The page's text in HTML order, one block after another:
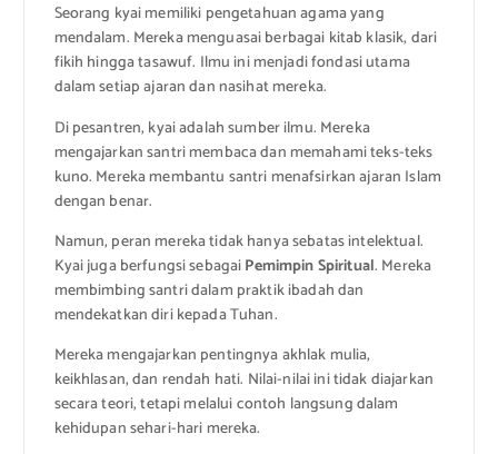
Seorang kyai memiliki pengetahuan agama yang
mendalam. Mereka menguasai berbagai kitab klasik, dari
fikih hingga tasawuf. Ilmu ini menjadi fondasi utama
dalam setiap ajaran dan nasihat mereka.
Di pesantren, kyai adalah sumber ilmu. Mereka
mengajarkan santri membaca dan memahami teks-teks
kuno. Mereka membantu santri menafsirkan ajaran Islam
dengan benar.
Namun, peran mereka tidak hanya sebatas intelektual.
Kyai juga berfungsi sebagaiPemimpin Spiritual. Mereka
membimbing santri dalam praktik ibadah dan
mendekatkan diri kepada Tuhan.
Mereka mengajarkan pentingnya akhlak mulia,
keikhlasan, dan rendah hati. Nilai-nilai ini tidak diajarkan
secara teori, tetapi melalui contoh langsung dalam
kehidupan sehari-hari mereka.